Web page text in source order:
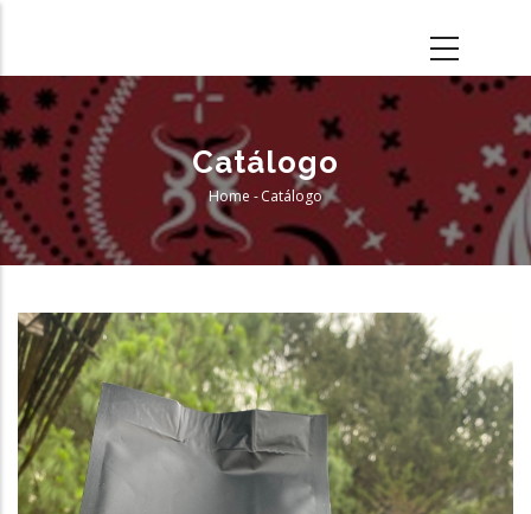
main
content
Catálogo
Breadcrumb
Home -Catálogo